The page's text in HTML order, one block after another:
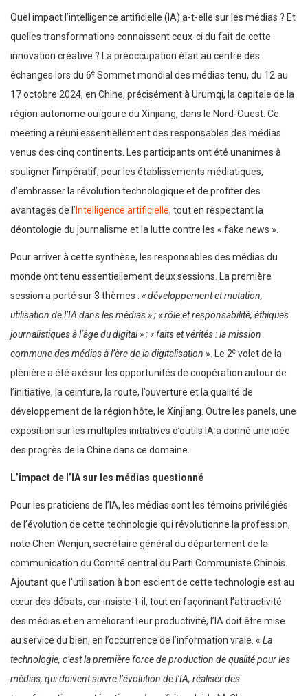
Quel impact l’intelligence artificielle (IA) a-t-elle sur les médias ? Et
quelles transformations connaissent ceux-ci du fait de cette
innovation créative ? La préoccupation était au centre des
échanges lors du 6e Sommet mondial des médias tenu, du 12 au
17 octobre 2024, en Chine, précisément à Urumqi, la capitale de la
région autonome ouïgoure du Xinjiang, dans le Nord-Ouest. Ce
meeting a réuni essentiellement des responsables des médias
venus des cinq continents. Les participants ont été unanimes à
souligner l’impératif, pour les établissements médiatiques,
d’embrasser la révolution technologique et de profiter des
avantages de l’ Intelligence artificielle, tout en respectant la
déontologie du journalisme et la lutte contre les « fake news ».
Pour arriver à cette synthèse, les responsables des médias du
monde ont tenu essentiellement deux sessions. La première
session a porté sur 3 thèmes : « développement et mutation,
utilisation de l’IA dans les médias » ; « rôle et responsabilité, éthiques
journalistiques à l’âge du digital » ; « faits et vérités : la mission
commune des médias à l’ère de la digitalisation ». Le 2e volet de la
plénière a été axé sur les opportunités de coopération autour de
l’initiative, la ceinture, la route, l’ouverture et la qualité de
développement de la région hôte, le Xinjiang. Outre les panels, une
exposition sur les multiples initiatives d’outils IA a donné une idée
des progrès de la Chine dans ce domaine.
L’impact de l’IA sur les médias questionné
Pour les praticiens de l’IA, les médias sont les témoins privilégiés
de l’évolution de cette technologie qui révolutionne la profession,
note Chen Wenjun, secrétaire général du département de la
communication du Comité central du Parti Communiste Chinois.
Ajoutant que l’utilisation à bon escient de cette technologie est au
cœur des débats, car insiste-t-il, tout en façonnant l’attractivité
des médias et en améliorant leur productivité, l’IA doit être mise
au service du bien, en l’occurrence de l’information vraie. « La
technologie, c’est la première force de production de qualité pour les
médias, qui doivent suivre l’évolution de l’IA, réaliser des